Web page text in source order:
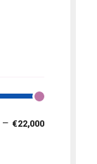
— €22,000